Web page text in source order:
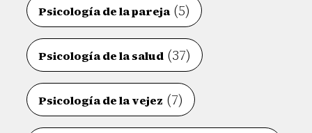
Psicología de la pareja(5)
Psicología de la salud (37)
Psicología de la vejez (7)